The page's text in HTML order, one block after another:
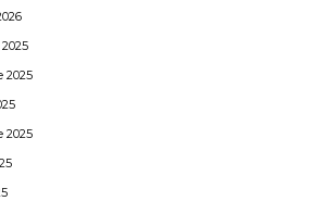
2025
2025